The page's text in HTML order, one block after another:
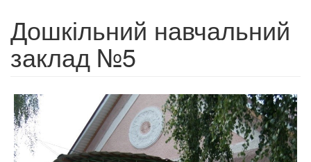
Дошкільний навчальний
заклад №5